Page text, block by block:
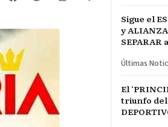
Sigue el
y
SEPARAR
Últimas
El
triunfo del